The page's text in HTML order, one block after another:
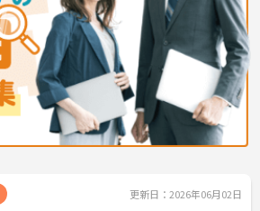
います。急成長中の企業であ
あり、専門性を高めながらマ
も視野に入れていただけま
月平均10時間程度という就
休暇や育児休暇制度がしっ
す。オンとオフの切り替えを
充実した状態で長くご活躍い
が敷かれているため、業務に更新日：2026年06月02日